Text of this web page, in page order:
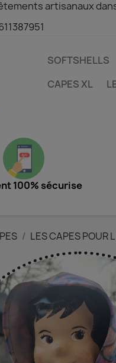
artisanaux
SOFTSHELLS
CAPES XL
100% sécurise
LES CAPES POUR